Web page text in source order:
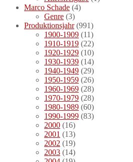
Marco Schade (4)
Genre (3)
Produktionsjahr(991)
1900-1909 (11)
1910-1919 (22)
1920-1929 (10)
1930-1939 (14)
1940-1949 (29)
1950-1959 (26)
1960-1969 (28)
1970-1979 (28)
1980-1989 (60)
1990-1999 (83)
2000 (16)
2001 (13)
2002 (19)
2003 (14)